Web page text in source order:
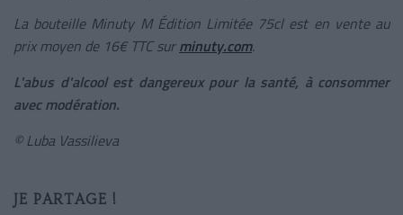
La bouteille Minuty M Édition Limitée 75cl est en vente au
prix moyen de 16€ TTC surminuty.com.
L'abus d'alcool est dangereux pour la santé, à consommer
avec modération.
© Luba Vassilieva
JE PARTAGE !